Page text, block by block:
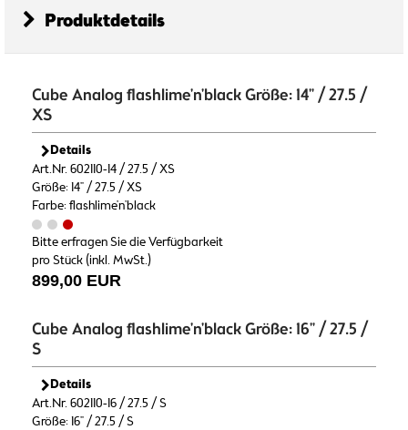
Produktdetails
Cube Analog flashlime'n'black Größe: 14" / 27.5 /
XS
Details
Art.Nr. 602110-14 / 27.5 / XS
Größe: 14" / 27.5 / XS
Farbe: flashlime'n'black
Bitte erfragen Sie die Verfügbarkeit
pro Stück (inkl. MwSt.)
899,00 EUR
Cube Analog flashlime'n'black Größe: 16" / 27.5 /
S
Details
Art.Nr. 602110-16 / 27.5 / S
Größe: 16" / 27.5 / S